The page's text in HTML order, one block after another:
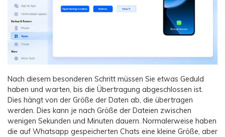
Nach diesem besonderen Schritt müssen Sie etwas Geduld
haben und warten, bis die Übertragung abgeschlossen ist.
Dies hängt von der Größe der Daten ab, die übertragen
werden. Dies kann je nach Größe der Dateien zwischen
wenigen Sekunden und Minuten dauern. Normalerweise haben
die auf Whatsapp gespeicherten Chats eine kleine Größe, aber